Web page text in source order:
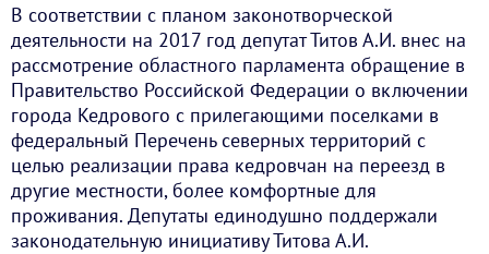
В соответствии с планом законотворческой
деятельности на 2017 год депутат Титов А.И. внес на
рассмотрение областного парламента обращение в
Правительство Российской Федерации о включении
города Кедрового с прилегающими поселками в
федеральный Перечень северных территорий с
целью реализации права кедровчан на переезд в
другие местности, более комфортные для
проживания. Депутаты единодушно поддержали
законодательную инициативу Титова А.И.